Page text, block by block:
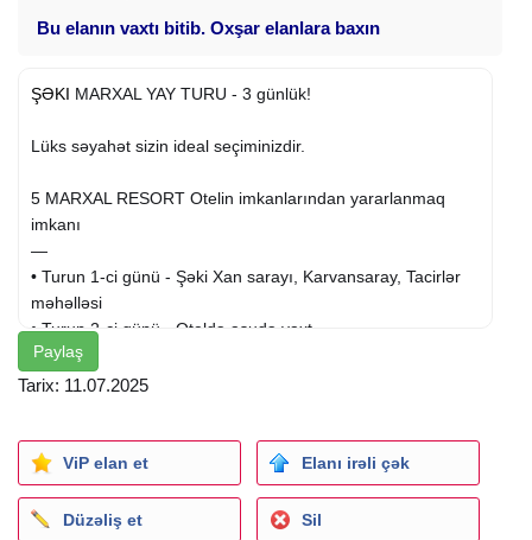
Bu elanın vaxtı bitib. Oxşar elanlara baxın
ŞƏKI MARXAL YAY TURU - 3 günlük!
Lüks səyahət sizin ideal seçiminizdir.
5 MARXAL RESORT Otelin imkanlarından yararlanmaq
imkanı
—
• Turun 1-ci günü - Şəki Xan sarayı, Karvansaray, Tacirlər
məhəlləsi
• Turun 2-ci günü - Oteldə asudə vaxt
• Turun 3-cü günü -
sahilində yemək fasiləsi
etmək imkanı
Qiymət bir nəfər üçün - 265 ₼ ( bir nefer üçün)
Paylaş
Tarix: 11.07.2025
ViP elan et Elanı irəli çək
Düzəliş et Sil